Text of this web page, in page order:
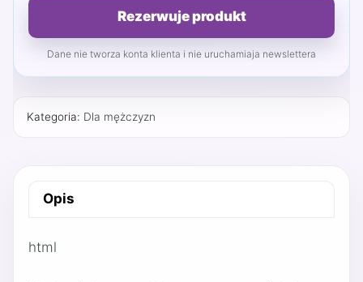
Rezerwuje produkt
Dane nie tworza konta klienta i nie uruchamiaja newslettera
Kategoria: Dla mężczyzn
Opis
html